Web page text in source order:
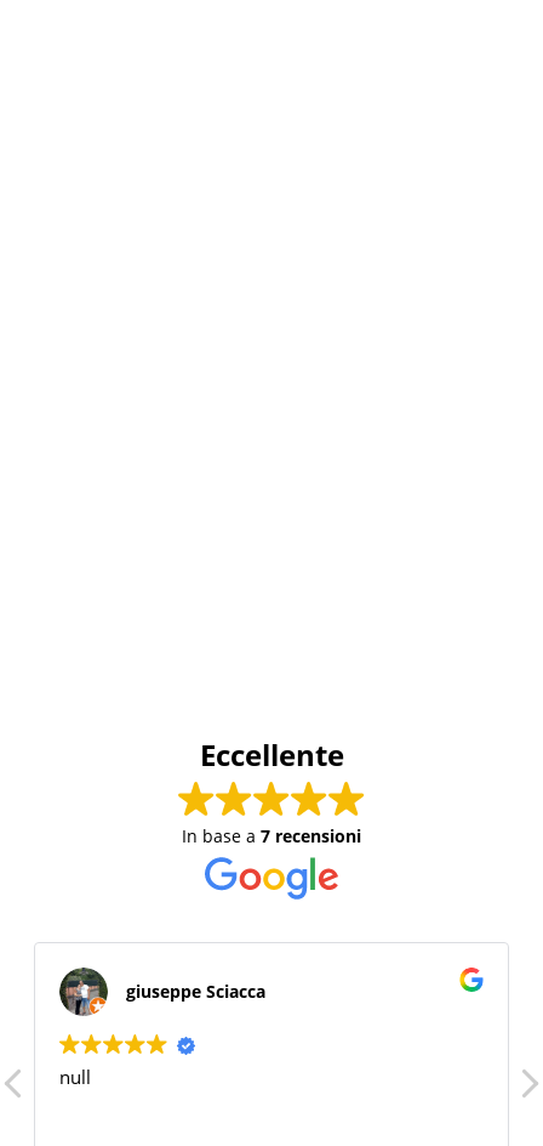
Eccellente
In base a 7 recensioni
giuseppe Sciacca
null